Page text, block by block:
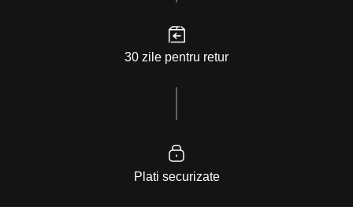
30 zile pentru retur
Plati securizate